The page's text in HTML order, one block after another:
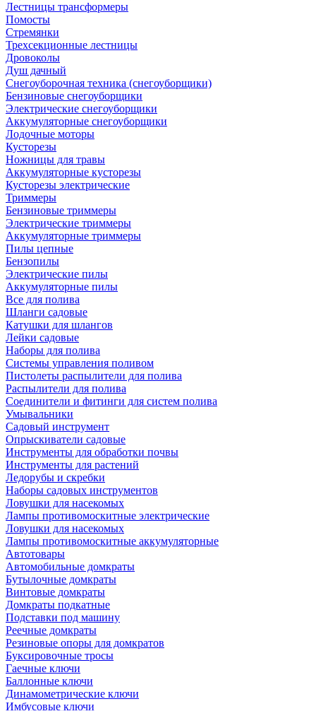
Лестницы трансформеры
Помосты
Стремянки
Трехсекционные лестницы
Дровоколы
Душ дачный
Снегоуборочная техника (снегоуборщики)
Бензиновые снегоуборщики
Электрические снегоуборщики
Аккумуляторные снегоуборщики
Лодочные моторы
Кусторезы
Ножницы для травы
Аккумуляторные кусторезы
Кусторезы электрические
Триммеры
Бензиновые триммеры
Электрические триммеры
Аккумуляторные триммеры
Пилы цепные
Бензопилы
Электрические пилы
Аккумуляторные пилы
Все для полива
Шланги садовые
Катушки для шлангов
Лейки садовые
Наборы для полива
Системы управления поливом
Пистолеты распылители для полива
Распылители для полива
Соединители и фитинги для систем полива
Умывальники
Садовый инструмент
Опрыскиватели садовые
Инструменты для обработки почвы
Инструменты для растений
Ледорубы и скребки
Наборы садовых инструментов
Ловушки для насекомых
Лампы противомоскитные электрические
Ловушки для насекомых
Лампы противомоскитные аккумуляторные
Автотовары
Автомобильные домкраты
Бутылочные домкраты
Винтовые домкраты
Домкраты подкатные
Подставки под машину
Реечные домкраты
Резиновые опоры для домкратов
Буксировочные тросы
Гаечные ключи
Баллонные ключи
Динамометрические ключи
Имбусовые ключи